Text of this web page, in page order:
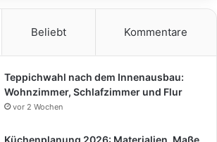
Beliebt Kommentare
Teppichwahl nach dem Innenausbau:
Wohnzimmer, Schlafzimmer und Flur
vor 2 Wochen